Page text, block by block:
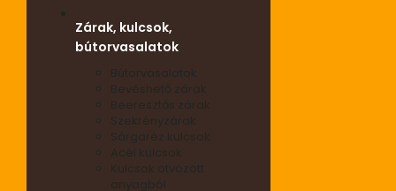
Zárak, kulcsok,
bútorvasalatok
Bútorvasalatok
Bevéshető zárak
Beeresztős zárak
Szekrényzárak
Sárgaréz kulcsok
Acél kulcsok
Kulcsok ötvözött